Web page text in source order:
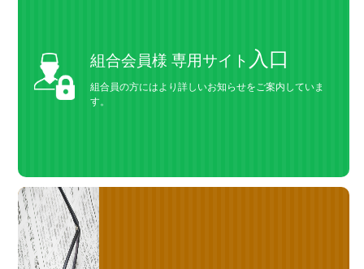
組合会員様 専用サイト 入口
組合員の方にはより詳しいお知らせをご案内していま
す。